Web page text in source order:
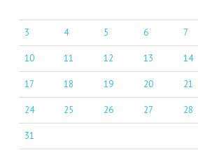
3 4 5 6 7
10 11 12 13 14
17 18 19 20 21
24 25 26 27 28
31